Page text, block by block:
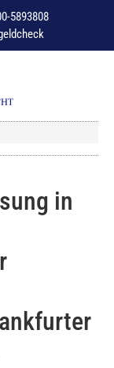
5893808
in